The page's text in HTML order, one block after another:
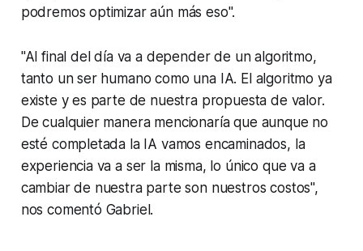
podremos optimizar aún más eso".
"Al final del día va a depender de un algoritmo,
tanto un ser humano como una IA. El algoritmo ya
existe y es parte de nuestra propuesta de valor.
De cualquier manera mencionaría que aunque no
esté completada la IA vamos encaminados, la
experiencia va a ser la misma, lo único que va a
cambiar de nuestra parte son nuestros costos",
nos comentó Gabriel.